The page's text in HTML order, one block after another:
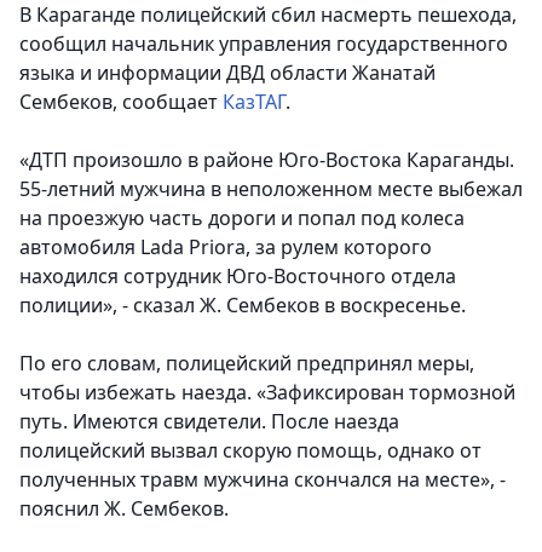
В Караганде полицейский сбил насмерть пешехода,
сообщил начальник управления государственного
языка и информации ДВД области Жанатай
Сембеков, сообщает КазТАГ.
«ДТП произошло в районе Юго-Востока Караганды.
55-летний мужчина в неположенном месте выбежал
на проезжую часть дороги и попал под колеса
автомобиля Lada Priora, за рулем которого
находился сотрудник Юго-Восточного отдела
полиции», - сказал Ж. Сембеков в воскресенье.
По его словам, полицейский предпринял меры,
чтобы избежать наезда. «Зафиксирован тормозной
путь. Имеются свидетели. После наезда
полицейский вызвал скорую помощь, однако от
полученных травм мужчина скончался на месте», -
пояснил Ж. Сембеков.